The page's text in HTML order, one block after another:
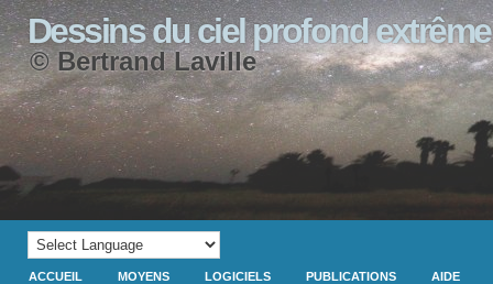
Dessins du ciel profond extrême
© Bertrand Laville
ACCUEIL MOYENS LOGICIELS PUBLICATIONS AIDE